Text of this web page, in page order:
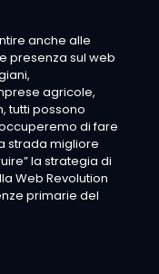
anche alle
presenza sul web
agricole,
tutti possono
di fare
strada migliore
la strategia di
Web Revolution
primarie del